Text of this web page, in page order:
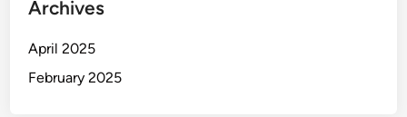
Archives
April 2025
February 2025